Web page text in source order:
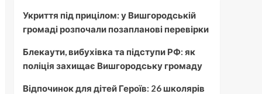
Укриття під прицілом: у Вишгородській
громаді розпочали позапланові перевірки
Блекаути, вибухівка та підступи РФ: як
поліція захищає Вишгородську громаду
Відпочинок для дітей Героїв: 26 школярів